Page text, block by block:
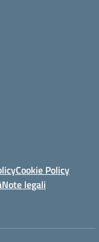
Cookie Policy
Note legali